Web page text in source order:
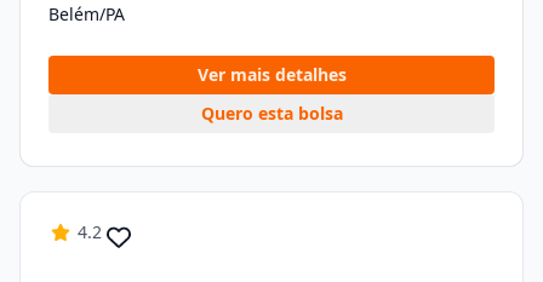
Belém/PA
Ver mais detalhes
Quero esta bolsa
4.2